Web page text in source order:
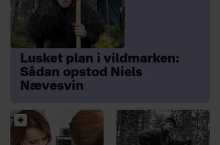
Lusket plan i vildmarken:
Sådan opstod Niels
Nævesvin